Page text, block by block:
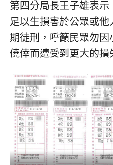
第四分局長王子雄表示
足以生損害於公眾或
期徒刑，呼籲民眾勿
僥倖而遭受到更大的損